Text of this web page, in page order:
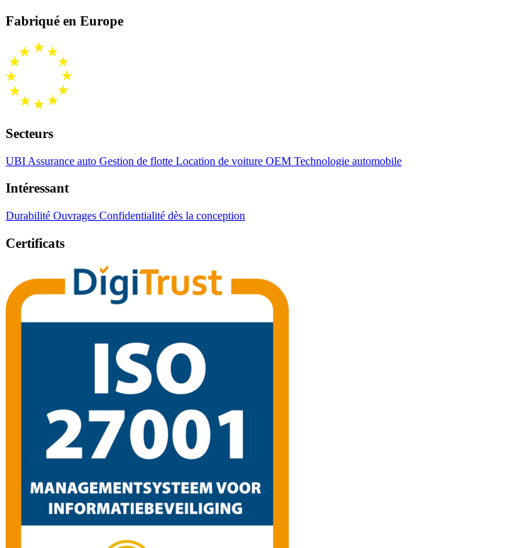
Fabriqué en Europe
Secteurs
UBI Assurance auto Gestion de flotte Location de voiture OEM Technologie automobile
Intéressant
Durabilité Ouvrages Confidentialité dès la conception
Certificats